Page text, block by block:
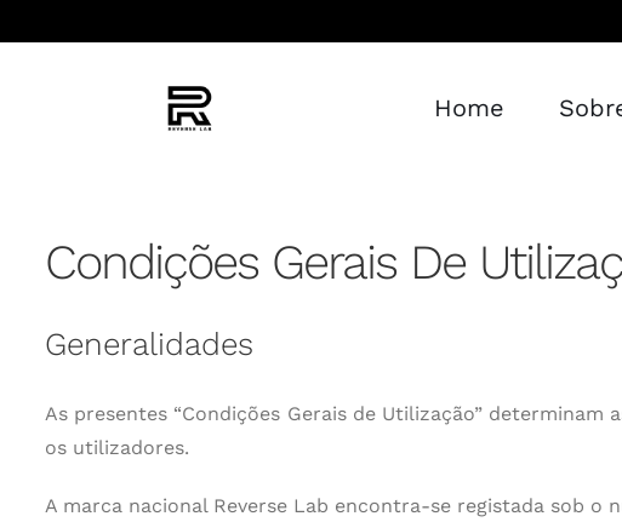
to
Home
Condições Gerais De
Generalidades
As presentes “Condições Gerais de Utilização”
os utilizadores.
A marca nacional Reverse Lab encontra-se registada sob o